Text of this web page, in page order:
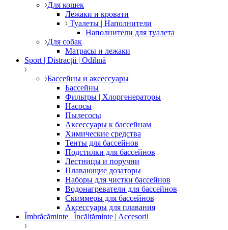
Для кошек
Лежаки и кровати
Туалеты | Наполнители
Наполнители для туалета
Для собак
Матрасы и лежаки
Sport | Distracții | Odihnă
Бассейны и аксессуары
Бассейны
Фильтры | Хлоргенераторы
Насосы
Пылесосы
Аксессуары к бассейнам
Химические средства
Тенты для бассейнов
Подстилки для бассейнов
Лестницы и поручни
Плавающие дозаторы
Наборы для чистки бассейнов
Водонагреватели для бассейнов
Скиммеры для бассейнов
Аксессуары для плавания
Îmbrăcăminte | Încălțăminte | Accesorii